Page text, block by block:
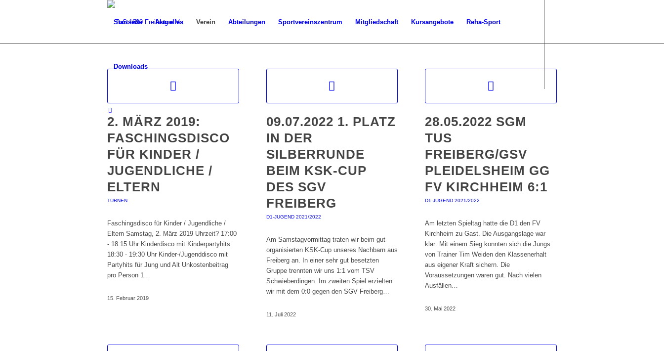
Startseite Aktuelles Verein Abteilungen Sportvereinszentrum Mitgliedschaft Kursangebote Reha-Sport
Downloads
2. MÄRZ 2019:
FASCHINGSDISCO
FÜR KINDER /
JUGENDLICHE /
ELTERN
TURNEN
Faschingsdisco für Kinder / Jugendliche /
Eltern Samstag, 2. März 2019 Uhrzeit? 17:00
- 18:15 Uhr Kinderdisco mit Kinderpartyhits
18:30 - 19:30 Uhr Kinder-/Jugenddisco mit
Partyhits für Jung und Alt Unkostenbeitrag
pro Person 1…
15. Februar 2019
09.07.2022 1. PLATZ
IN DER
SILBERRUNDE
BEIM KSK-CUP
DES SGV
FREIBERG
D1-JUGEND 2021/2022
Am Samstagvormittag traten wir beim gut
organisierten KSK-Cup unseres Nachbarn aus
Freiberg an. In einer sehr gut besetzten
Gruppe trennten wir uns 1:1 vom TSV
Schwieberdingen. Im zweiten Spiel erzielten
wir mit dem 0:0 gegen den SGV Freiberg…
11. Juli 2022
28.05.2022 SGM
TUS
FREIBERG/GSV
PLEIDELSHEIM GG
FV KIRCHHEIM 6:1
D1-JUGEND 2021/2022
Am letzten Spieltag hatte die D1 den FV
Kirchheim zu Gast. Die Ausgangslage war
klar: Mit einem Sieg konnten sich die Jungs
von Trainer Tim Weiden den Klassenerhalt
aus eigener Kraft sichern. Die
Voraussetzungen waren gut. Nach vielen
Ausfällen…
30. Mai 2022